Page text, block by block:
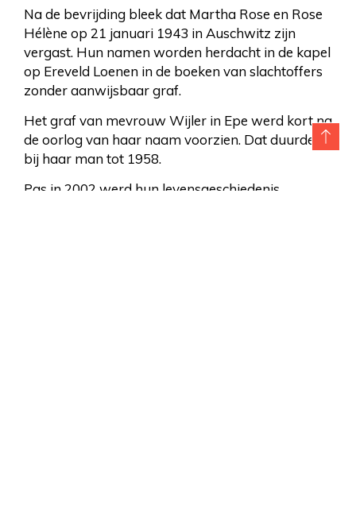
Na de bevrijding bleek dat Martha Rose en Rose
Hélène op 21 januari 1943 in Auschwitz zijn
vergast. Hun namen worden herdacht in de kapel
op Ereveld Loenen in de boeken van slachtoffers
zonder aanwijsbaar graf.
Het graf van mevrouw Wijler in Epe werd kort na
de oorlog van haar naam voorzien. Dat duurde
bij haar man tot 1958.
Pas in 2002 werd hun levensgeschiedenis